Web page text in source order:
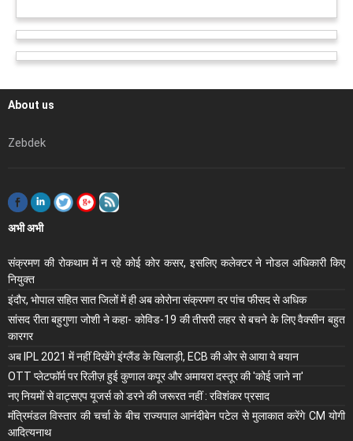
About us
Zebdek
अभी अभी
संक्रमण की रोकथाम में न रहे कोई कोर कसर, इसलिए कलेक्‍टर ने नोडल अधिकारी किए
नियुक्‍त
इंदौर, भोपाल सहित सात जिलों में ही अब कोरोना संक्रमण दर पांच फीसद से अधिक
सांसद रीता बहुगुणा जोशी ने कहा- कोविड-19 की तीसरी लहर से बचने के लिए वैक्सीन बहुत
कारगर
अब IPL 2021 में नहीं दिखेंगे इंग्लैंड के खिलाड़ी, ECB की ओर से आया ये बयान
OTT प्लेटफॉर्म पर रिलीज़ हुई कुणाल कपूर और अमायरा दस्तूर की 'कोई जाने ना'
नए नियमों से वाट्सएप यूजर्स को डरने की जरूरत नहीं : रविशंकर प्रसाद
मंंत्रिमंडल विस्तार की चर्चा के बीच राज्यपाल आनंदीबेन पटेल से मुलाकात करेंगे CM योगी
आदित्यनाथ